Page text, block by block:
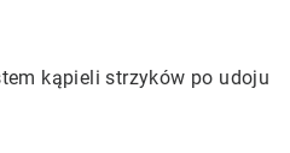
kąpieli strzyków po udoju